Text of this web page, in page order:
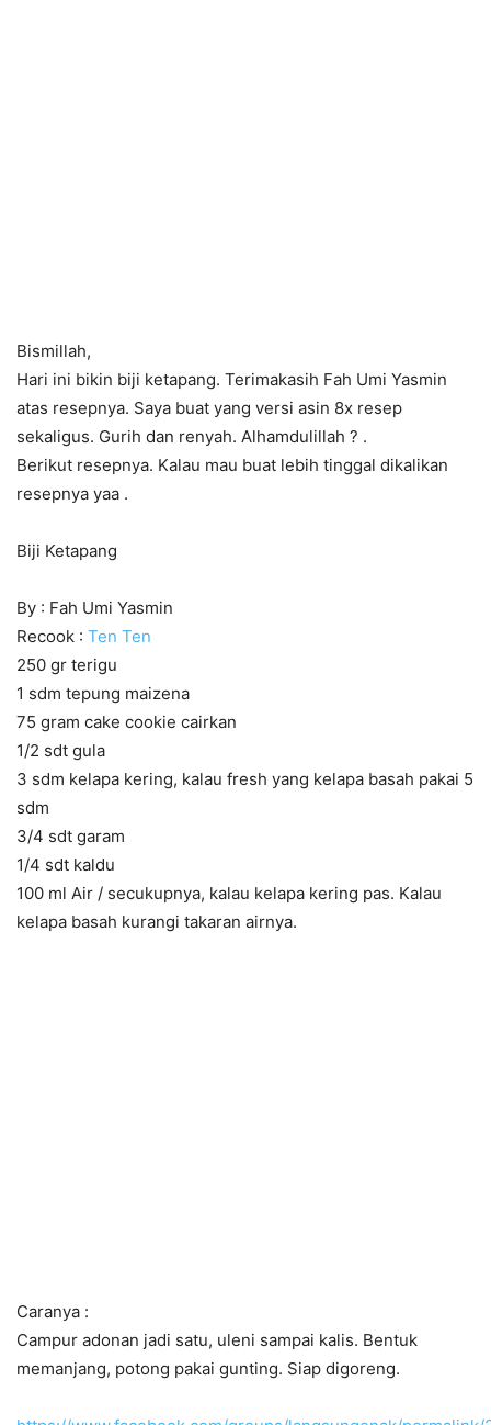
Bismillah,
Hari ini bikin biji ketapang. Terimakasih Fah Umi Yasmin
atas resepnya. Saya buat yang versi asin 8x resep
sekaligus. Gurih dan renyah. Alhamdulillah ? .
Berikut resepnya. Kalau mau buat lebih tinggal dikalikan
resepnya yaa .
Biji Ketapang
By : Fah Umi Yasmin
Recook : Ten Ten
250 gr terigu
1 sdm tepung maizena
75 gram cake cookie cairkan
1/2 sdt gula
3 sdm kelapa kering, kalau fresh yang kelapa basah pakai 5
sdm
3/4 sdt garam
1/4 sdt kaldu
100 ml Air / secukupnya, kalau kelapa kering pas. Kalau
kelapa basah kurangi takaran airnya.
Caranya :
Campur adonan jadi satu, uleni sampai kalis. Bentuk
memanjang, potong pakai gunting. Siap digoreng.